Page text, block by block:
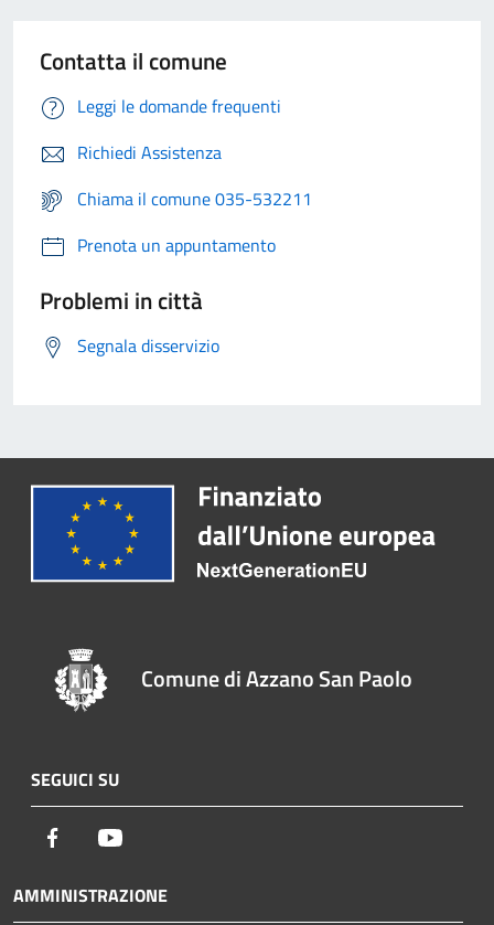
Contatta il comune
Leggi le domande frequenti
Richiedi Assistenza
Chiama il comune 035-532211
Prenota un appuntamento
Problemi in città
Segnala disservizio
Comune di Azzano San Paolo
SEGUICI SU
Facebook
AMMINISTRAZIONE